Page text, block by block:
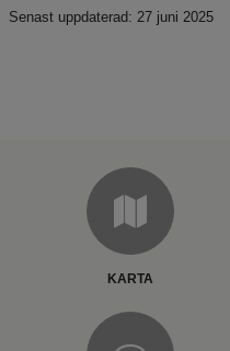
Senast uppdaterad: 27 juni 2025
KARTA